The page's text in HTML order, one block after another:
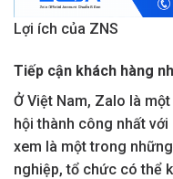
Lợi ích của ZNS
Tiếp cận khách hàng
Ở Việt Nam, Zalo là
hội thành công nhất
xem là một trong
nghiệp, tổ chức có thể